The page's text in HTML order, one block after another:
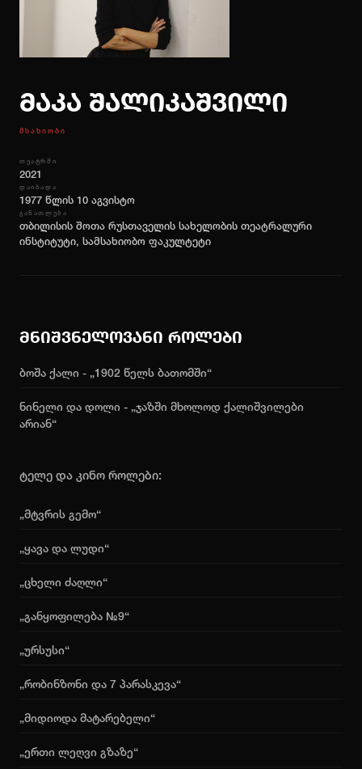
მაკა შალიკაშვილი
ᲛᲡᲐᲮᲘᲝᲑᲘ
ᲗᲔᲐᲢᲠᲨᲘ
2021
ᲓᲐᲘᲑᲐᲓᲐ
1977 წლის 10 აგვისტო
ᲒᲐᲜᲐᲗᲚᲔᲑᲐ
თბილისის შოთა რუსთაველის სახელობის თეატრალური
ინსტიტუტი, სამსახიობო ფაკულტეტი
მნიშვნელოვანი როლები
ბოშა ქალი - „1902 წელს ბათომში“
ნინელი და დოლი - „ჯაზში მხოლოდ ქალიშვილები
არიან“
ტელე და კინო როლები:
„მტვრის გემო“
„ყავა და ლუდი“
„ცხელი ძაღლი“
„განყოფილება №9“
„ურსუსი“
„რობინზონი და 7 პარასკევა“
„მიდიოდა მატარებელი“
„ერთი ლეღვი გზაზე“